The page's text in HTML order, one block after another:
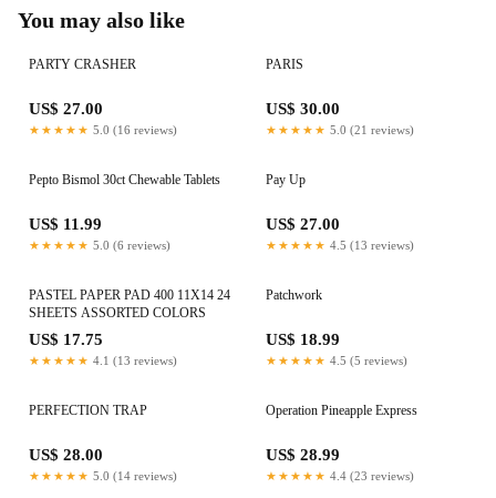
You may also like
PARTY CRASHER
US$ 27.00
★★★★★ 5.0 (16 reviews)
PARIS
US$ 30.00
★★★★★ 5.0 (21 reviews)
Pepto Bismol 30ct Chewable Tablets
US$ 11.99
★★★★★ 5.0 (6 reviews)
Pay Up
US$ 27.00
★★★★★ 4.5 (13 reviews)
PASTEL PAPER PAD 400 11X14 24
SHEETS ASSORTED COLORS
US$ 17.75
★★★★★ 4.1 (13 reviews)
Patchwork
US$ 18.99
★★★★★ 4.5 (5 reviews)
PERFECTION TRAP
US$ 28.00
★★★★★ 5.0 (14 reviews)
Operation Pineapple Express
US$ 28.99
★★★★★ 4.4 (23 reviews)